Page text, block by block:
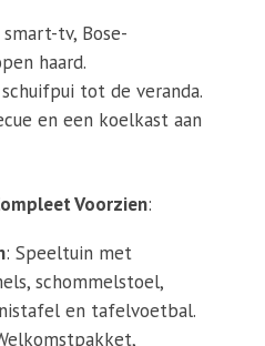
tv, Bose-
haard.
tot de veranda.
en een koelkast aan
Voorzien:
: Speeltuin met
schommelstoel,
en tafelvoetbal.